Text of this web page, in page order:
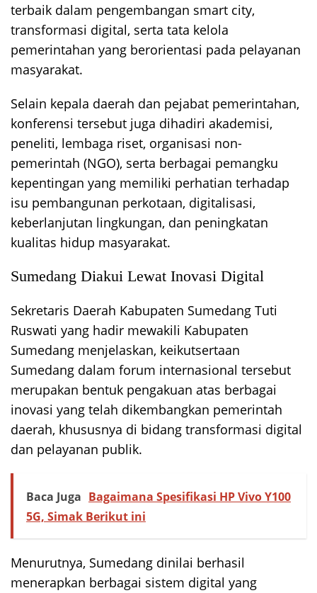
terbaik dalam pengembangan smart city,
transformasi digital, serta tata kelola
pemerintahan yang berorientasi pada pelayanan
masyarakat.
Selain kepala daerah dan pejabat pemerintahan,
konferensi tersebut juga dihadiri akademisi,
peneliti, lembaga riset, organisasi non-
pemerintah (NGO), serta berbagai pemangku
kepentingan yang memiliki perhatian terhadap
isu pembangunan perkotaan, digitalisasi,
keberlanjutan lingkungan, dan peningkatan
kualitas hidup masyarakat.
Sumedang Diakui Lewat Inovasi Digital
Sekretaris Daerah Kabupaten Sumedang Tuti
Ruswati yang hadir mewakili Kabupaten
Sumedang menjelaskan, keikutsertaan
Sumedang dalam forum internasional tersebut
merupakan bentuk pengakuan atas berbagai
inovasi yang telah dikembangkan pemerintah
daerah, khususnya di bidang transformasi digital
dan pelayanan publik.
Baca Juga Bagaimana Spesifikasi HP Vivo Y100
5G, Simak Berikut ini
Menurutnya, Sumedang dinilai berhasil
menerapkan berbagai sistem digital yang